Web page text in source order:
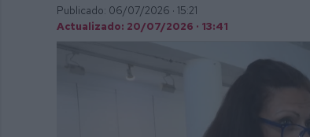
Publicado: 06/07/2026 · 15:21
Actualizado: 20/07/2026 · 13:41